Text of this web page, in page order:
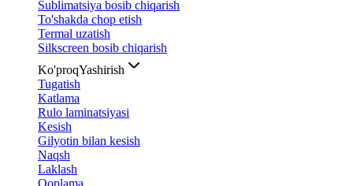
Sublimatsiya bosib chiqarish
To'shakda chop etish
Termal uzatish
Silkscreen bosib chiqarish
Ko'proqYashirish
Tugatish
Katlama
Rulo laminatsiyasi
Kesish
Gilyotin bilan kesish
Naqsh
Laklash
Qoplama